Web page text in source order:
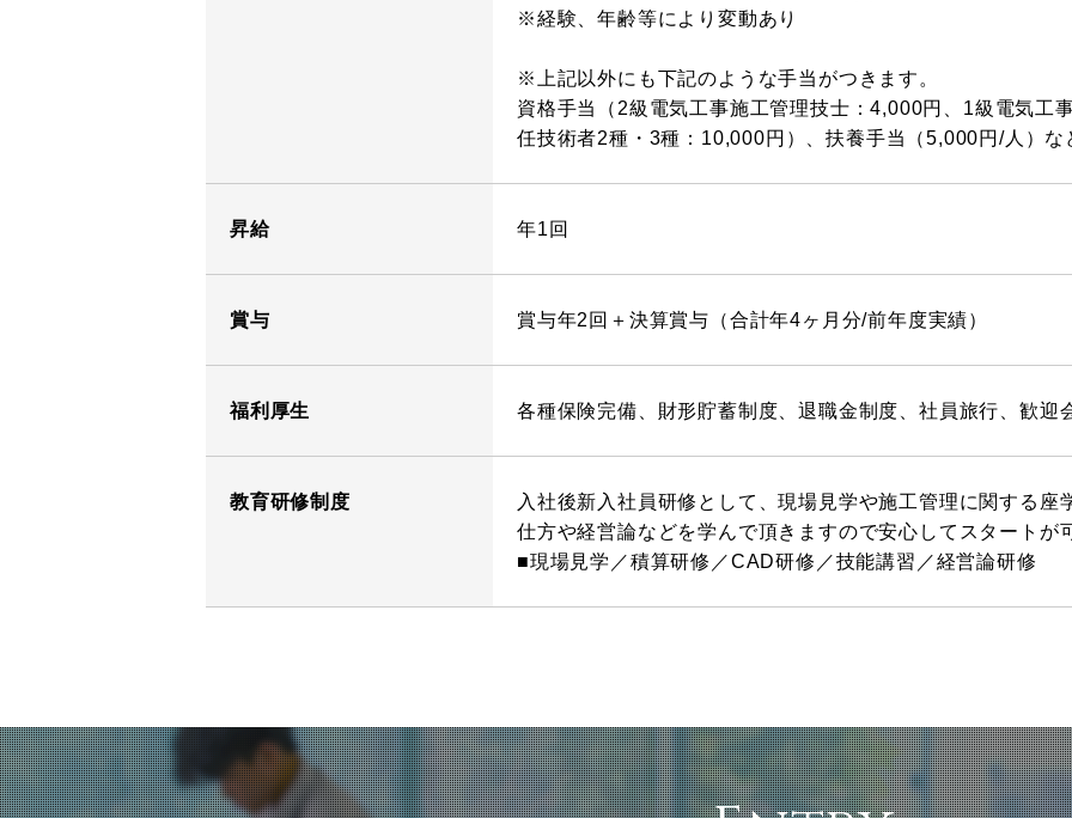
※経験、年齢等により変動あり
※上記以外にも下記のような手当がつきます。
資格手当（2級電気工事施工管理技士：4,000円、1級電気工
任技術者2種・3種：10,000円）、扶養手当（5,000円/人）な
昇給 年1回
賞与 賞与年2回＋決算賞与（合計年4ヶ月分/前年度実績）
福利厚生 各種保険完備、財形貯蓄制度、退職金制度、社員旅行、歓迎
教育研修制度
入社後新入社員研修として、現場見学や施工管理に関する座
仕方や経営論などを学んで頂きますので安心してスタートが
■現場見学／積算研修／CAD研修／技能講習／経営論研修